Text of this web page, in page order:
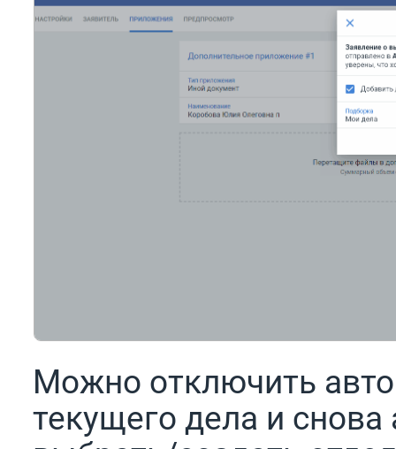
Можно отключить
текущего дела и снова